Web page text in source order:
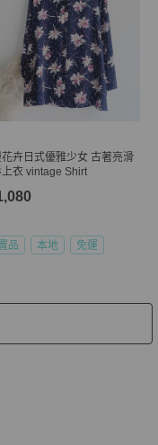
卉日式優雅少女 古著亮滑
衣 vintage Shirt
品 本地 免運